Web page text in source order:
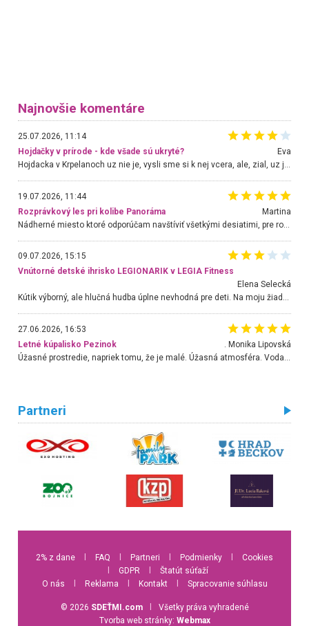
Najnovšie komentáre
25.07.2026, 11:14
Hojdačky v prírode - kde všade sú ukryté?
Eva
Hojdacka v Krpelanoch uz nie je, vysli sme si k nej vcera, ale, zial, uz je znicena. Ak sem planujete cestu len kvoli hojdacke, mozete si ju usetrit. Krasny vyhlad je tu vsak aj bez hojdacky :-)
19.07.2026, 11:44
Rozprávkový les pri kolibe Panoráma
Martina
Nádherné miesto ktoré odporúčam navštíviť všetkými desiatimi, pre rodiny s deťmi, dôchodcom... Proste a jednoducho ozaj rozprávkový les.. určite ešte prídeme. Odniesli sme si na pamiatku krásne tričká,
09.07.2026, 15:15
Vnútorné detské ihrisko LEGIONARIK v LEGIA Fitness
Elena Selecká
Kútik výborný, ale hlučná hudba úplne nevhodná pre deti. Na moju žiadosť o aspoň sušenie nereagovali.
27.06.2026, 16:53
Letné kúpalisko Pezinok
. Monika Lipovská
Úžasné prostredie, napriek tomu, že je malé. Úžasná atmosféra. Voda fantastická a nádherná. Ľudí je pomerne veľa, ale su mili a ohľaduplní. Je veľmi zaujímavé sledovať, ako dokážu spolu športovať cudzí ľudia a bez ohľadu na vek. Vládne tu pohoda. Vnuka neviem dostať z vody. Ďakujem za krásny deň . Urcite sa sem vrátim. Jediný problém je s parkovaním, ale aj ten sa mi podarilo vyriešiť. Monika Bratislava
Partneri
2% z dane FAQ Partneri Podmienky
Cookies
GDPR
Štatút súťaží
O nás
Reklama Kontakt Spracovanie súhlasu
© 2026 SDEŤMI.com
Všetky práva vyhradené
Tvorba web stránky: Webmax